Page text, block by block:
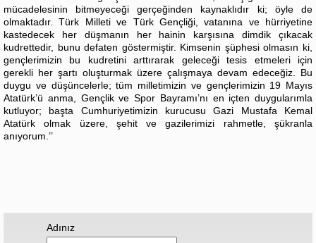
mücadelesinin bitmeyeceği gerçeğinden kaynaklıdır ki; öyle de
olmaktadır. Türk Milleti ve Türk Gençliği, vatanına ve hürriyetine
kastedecek her düşmanın her hainin karşısına dimdik çıkacak
kudrettedir, bunu defaten göstermiştir. Kimsenin şüphesi olmasın ki,
gençlerimizin bu kudretini arttırarak geleceği tesis etmeleri için
gerekli her şartı oluşturmak üzere çalışmaya devam edeceğiz. Bu
duygu ve düşüncelerle; tüm milletimizin ve gençlerimizin 19 Mayıs
Atatürk’ü anma, Gençlik ve Spor Bayramı’nı en içten duygularımla
kutluyor; başta Cumhuriyetimizin kurucusu Gazi Mustafa Kemal
Atatürk olmak üzere, şehit ve gazilerimizi rahmetle, şükranla
anıyorum.’’
Adınız